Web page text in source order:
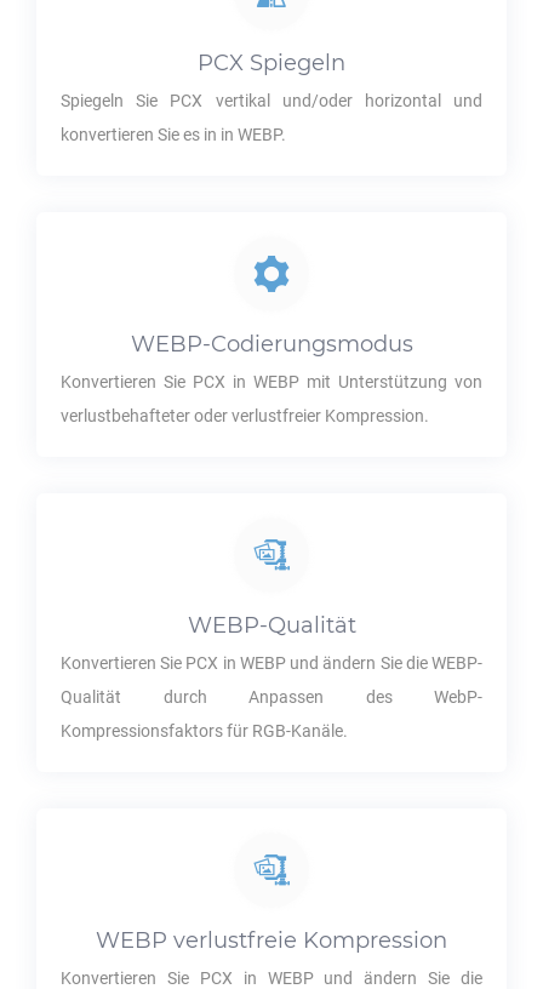
PCX Spiegeln
Spiegeln Sie PCX vertikal und/oder horizontal und
konvertieren Sie es in in WEBP.
WEBP-Codierungsmodus
Konvertieren Sie PCX in WEBP mit Unterstützung von
verlustbehafteter oder verlustfreier Kompression.
WEBP-Qualität
Konvertieren Sie PCX in WEBPund ändern Sie dieWEBP-
Qualität durch Anpassen des WebP-
Kompressionsfaktors für RGB-Kanäle.
WEBP verlustfreie Kompression
Konvertieren Sie PCX in WEBPund ändern Sie die